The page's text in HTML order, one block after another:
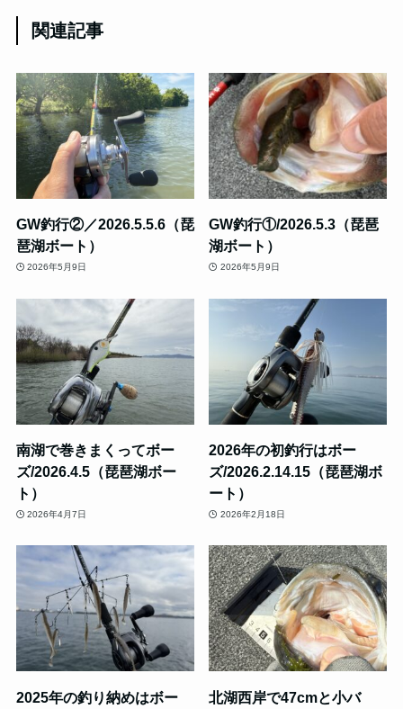
関連記事
GW釣行②／2026.5.5.6（琵
琶湖ボート）
2026年5月9日
GW釣行①/2026.5.3（琵琶
湖ボート）
2026年5月9日
南湖で巻きまくってボー
ズ/2026.4.5（琵琶湖ボー
ト）
2026年4月7日
2026年の初釣行はボー
ズ/2026.2.14.15（琵琶湖ボ
ート）
2026年2月18日
2025年の釣り納めはボー
北湖西岸で47cmと小バ